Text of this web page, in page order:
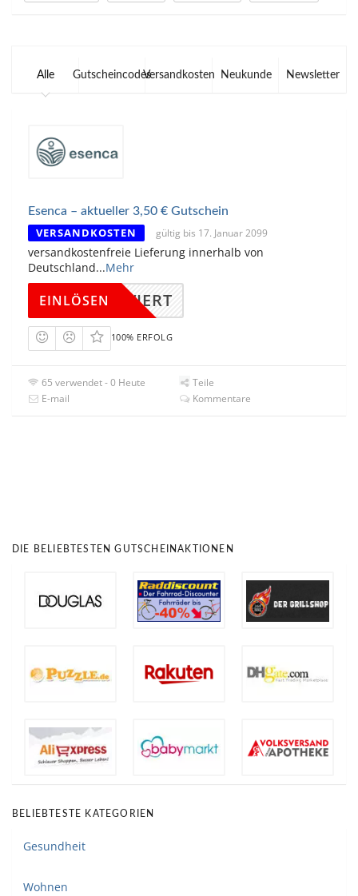
Alle GutscheincodesVersandkosten Neukunde Newsletter
Esenca – aktueller 3,50 € Gutschein
VERSANDKOSTEN gültig bis 17. Januar 2099
versandkostenfreie Lieferung innerhalb von
Deutschland...Mehr
KTIVIERT
EINLÖSEN
100% ERFOLG
65 verwendet - 0 Heute
Teile
E-mail
Kommentare
DIE BELIEBTESTEN GUTSCHEINAKTIONEN
BELIEBTESTE KATEGORIEN
Gesundheit
Wohnen